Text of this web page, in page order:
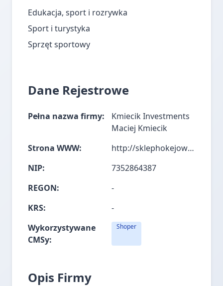
Edukacja, sport i rozrywka
Sport i turystyka
Sprzęt sportowy
Dane Rejestrowe
Pełna nazwa firmy:
Kmiecik Investments
Maciej Kmiecik
Strona WWW:
http://sklephokejowy.pl/
NIP:
7352864387
REGON:
-
KRS:
-
Wykorzystywane
CMSy:
Shoper
Opis Firmy